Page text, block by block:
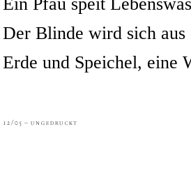
Der Blinde wird sich aus
Erde und Speichel, eine